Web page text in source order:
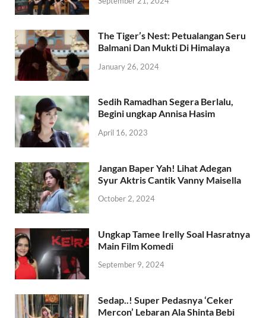
The Tiger’s Nest: Petualangan Seru
Balmani Dan Mukti Di Himalaya
January 26, 2024
Sedih Ramadhan Segera Berlalu,
Begini ungkap Annisa Hasim
April 16, 2023
Jangan Baper Yah! Lihat Adegan
Syur Aktris Cantik Vanny Maisella
October 2, 2024
Ungkap Tamee Irelly Soal Hasratnya
Main Film Komedi
September 9, 2024
Sedap..! Super Pedasnya ‘Ceker
Mercon’ Lebaran Ala Shinta Bebi